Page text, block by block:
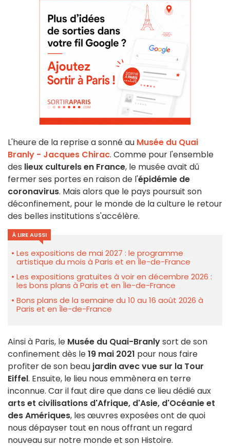
L'heure de la reprise a sonné au Musée du Quai
Branly - Jacques Chirac. Comme pour l'ensemble
des lieux culturels en France, le musée avait dû
fermer ses portes en raison de l'épidémie de
coronavirus. Mais alors que le pays poursuit son
déconfinement, pour le monde de la culture le retour
des belles institutions s'accélère.
À LIRE AUSSI
Les expositions de mai 2027 : le programme
artistique du mois à Paris et en Île-de-France
Les expositions gratuites à voir en décembre 2026 :
les bons plans à Paris et en Île-de-France
Bons plans de la semaine du 10 au 16 août 2026 à
Paris et en Île-de-France
Ainsi à Paris, le Musée du Quai-Branlysort de son
confinement dès le19 mai 2021 pour nous faire
profiter de son beau jardin avec vue sur la Tour
Eiffel. Ensuite, le lieu nous emmènera en terre
inconnue. Car il faut dire que dans ce lieu dédié aux
arts et civilisations d'Afrique, d'Asie, d'Océanie et
des Amériques, les œuvres exposées ont de quoi
nous dépayser tout en nous offrant un regard
nouveau sur notre monde et son Histoire.